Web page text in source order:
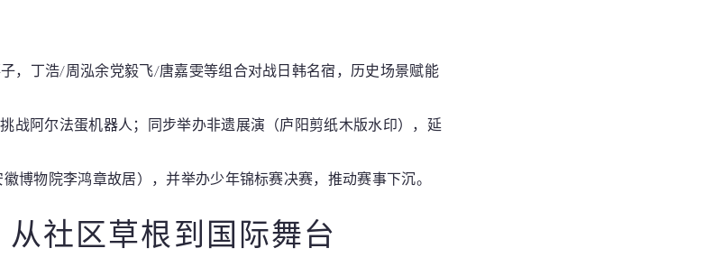
，丁浩/周泓余党毅飞/唐嘉雯等组合对战日韩名宿，历史场景赋能
战阿尔法蛋机器人；同步举办非遗展演（庐阳剪纸木版水印），延
徽博物院李鸿章故居），并举办少年锦标赛决赛，推动赛事下沉。
社区草根到国际舞台